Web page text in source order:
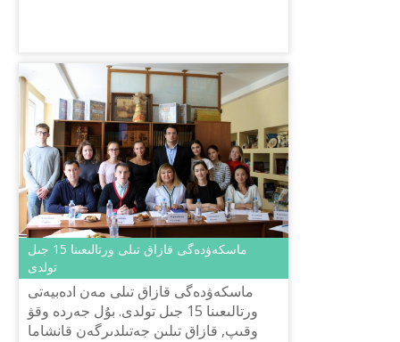
ماسكەۋدەگى قازاق تىلى ورتالىعىنا 15 جىل
تولدى
ماسكەۋدەگى قازاق تىلى مەن ادەبيەتى
ورتالىعىنا 15 جىل تولدى. بۇل جەردە وقۋ
وقىپ, قازاق تىلىن جەتىلدىرگەن قانشاما